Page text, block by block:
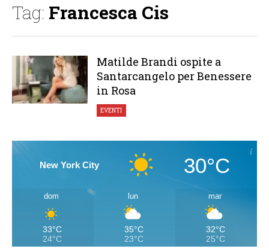
Tag: Francesca Cis
Matilde Brandi ospite a
Santarcangelo per Benessere
in Rosa
EVENTI
New York City 30°C
dom
33°C
24°C
lun
35°C
23°C
mar
32°C
25°C